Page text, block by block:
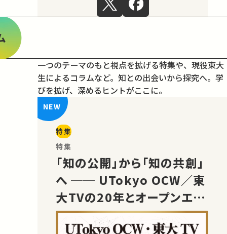
一つのテーマのもと視点を拡げる特集や、現役東大
生によるコラムなど。 知との出会いから探究へ。学
びを拡げ、深めるヒントがここに。
特集
特集
「知の公開」から「知の共創」
へ ── UTokyo OCW／東
大TVの20年とオープンエデ
ュケーションの未来